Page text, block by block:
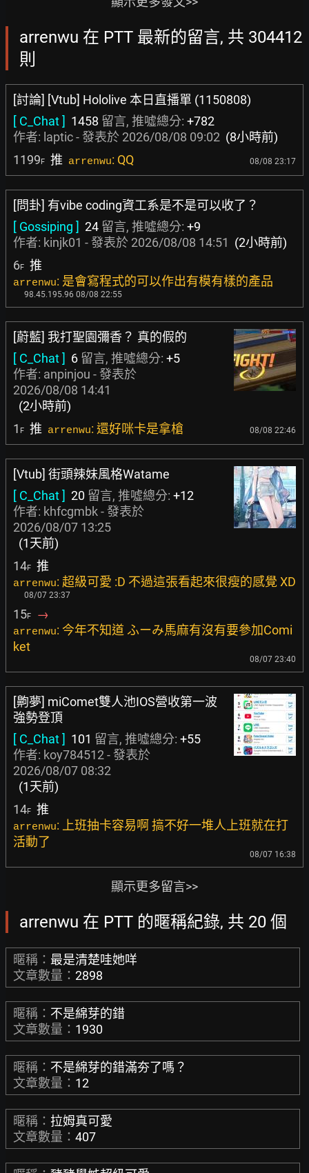
arrenwu 在 PTT 最新的留言, 共 304412
則
[討論] [Vtub] Hololive 本日直播單 (1150808)
[ C_Chat ] 1458 留言, 推噓總分: +782
作者: laptic- 發表於 2026/08/08 09:02 (8小時前)
1199F 推 arrenwu: QQ 08/08 23:17
[問卦] 有vibe coding資工系是不是可以收了？
[ Gossiping ] 24 留言, 推噓總分: +9
作者: kinjk01 - 發表於 2026/08/08 14:51 (2小時前)
6F 推
arrenwu: 是會寫程式的可以作出有模有樣的產品
98.45.195.96 08/08 22:55
[蔚藍] 我打聖園彌香？ 真的假的
[ C_Chat ] 6 留言, 推噓總分: +5
作者: anpinjou - 發表於
2026/08/08 14:41
(2小時前)
1 F 推 arrenwu: 還好咪卡是拿槍 08/08 22:46
[Vtub] 街頭辣妹風格Watame
[ C_Chat ] 20 留言, 推噓總分: +12
作者: khfcgmbk- 發表於
2026/08/07 13:25
(1天前)
14F 推
arrenwu: 超級可愛 :D 不過這張看起來很瘦的感覺 XD
08/07 23:37
15F →
arrenwu: 今年不知道 ふーみ馬麻有沒有要參加Comi
ket
08/07 23:40
[齁夢] miComet雙人池IOS營收第一波
強勢登頂
[ C_Chat ] 101 留言, 推噓總分: +55
作者: koy784512 - 發表於
2026/08/07 08:32
(1天前)
14F 推
arrenwu: 上班抽卡容易啊 搞不好一堆人上班就在打
活動了
08/07 16:38
顯示更多留言>>
arrenwu 在 PTT 的暱稱紀錄, 共 20 個
暱稱： 最是清楚哇她咩
文章數量： 2898
暱稱： 不是綿芽的錯
文章數量： 1930
暱稱： 不是綿芽的錯滿夯了嗎？
文章數量： 12
暱稱： 拉姆真可愛
文章數量： 407